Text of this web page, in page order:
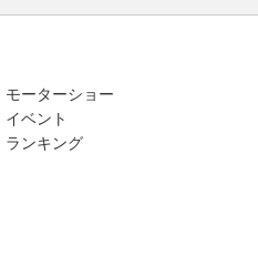
モーターショー
イベント
ランキング